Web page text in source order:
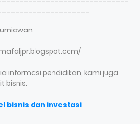
informasi pendidikan, kami juga
bisnis.
bisnis dan investasi